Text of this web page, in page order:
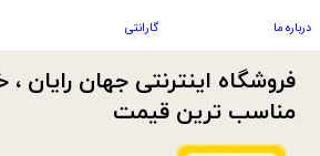
فروشگاه اینترنتی جهان رایان ،
مناسب ترین قیمت​​​​​​​
درباره ما گارانتی